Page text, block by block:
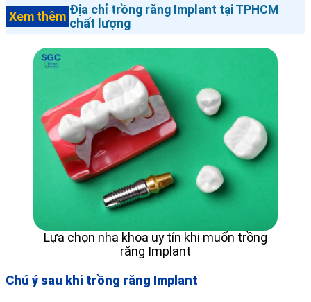
Xem thêm Địa chỉ trồng răng Implant tại TPHCM
chất lượng
Lựa chọn nha khoa uy tín khi muốn trồng
răng Implant
Chú ý sau khi trồng răng Implant